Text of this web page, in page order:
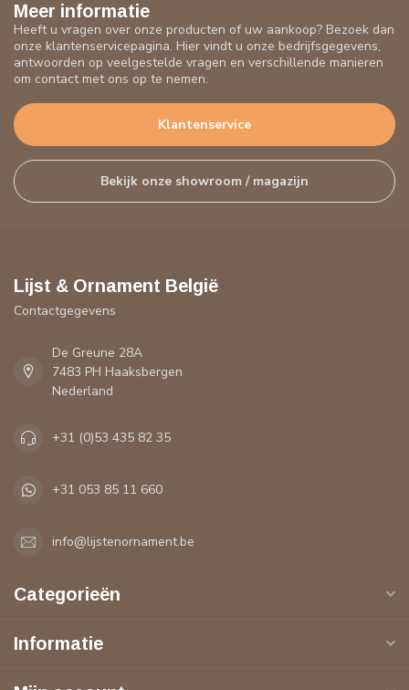
Meer informatie
Heeft u vragen over onze producten of uw aankoop? Bezoek dan
onze klantenservicepagina. Hier vindt u onze bedrijfsgegevens,
antwoorden op veelgestelde vragen en verschillende manieren
om contact met ons op te nemen.
Klantenservice
Bekijk onze showroom / magazijn
Lijst & Ornament België
Contactgegevens
De Greune 28A
7483 PH Haaksbergen
Nederland
+31 (0)53 435 82 35
+31 053 85 11 660
info@lijstenornament.be
Categorieën
Informatie